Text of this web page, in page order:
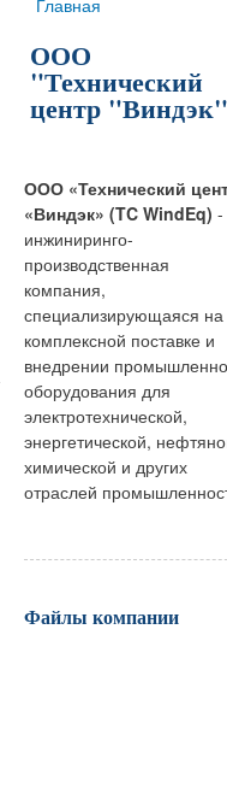
Вы здесь
Главная
ООО
"Технический
центр "Виндэк"
ООО «Технический
«Виндэк» (TC WindEq) -
инжиниринго-
производственная
компания,
специализирующаяся на
комплексной поставке и
внедрении
оборудования для
электротехнической,
энергетической,
химической и других
отраслей
Файлы компании